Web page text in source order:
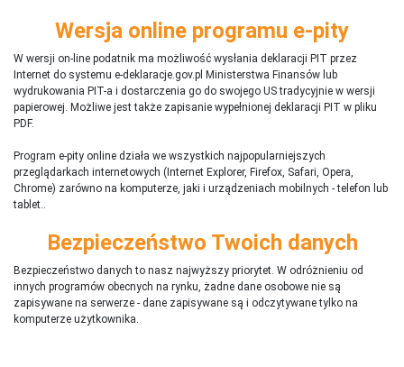
Wersja online programu e-pity
W wersji on-line podatnik ma możliwość wysłania deklaracji PIT przez
Internet do systemu e-deklaracje.gov.pl Ministerstwa Finansów lub
wydrukowania PIT-a i dostarczenia go do swojego US tradycyjnie w wersji
papierowej. Możliwe jest także zapisanie wypełnionej deklaracji PIT w pliku
PDF.
Program e-pity online działa we wszystkich najpopularniejszych
przeglądarkach internetowych (Internet Explorer, Firefox, Safari, Opera,
Chrome) zarówno na komputerze, jaki i urządzeniach mobilnych - telefon lub
tablet..
Bezpieczeństwo Twoich danych
Bezpieczeństwo danych to nasz najwyższy priorytet. W odróżnieniu od
innych programów obecnych na rynku, żadne dane osobowe nie są
zapisywane na serwerze - dane zapisywane są i odczytywane tylko na
komputerze użytkownika.